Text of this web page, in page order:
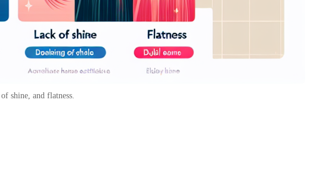
shine, and flatness.